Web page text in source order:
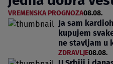
VREMENSKA PROGNOZA08.08.
Ja sam
kupujem
ne stavljam u
ZDRAVLJE08.08.